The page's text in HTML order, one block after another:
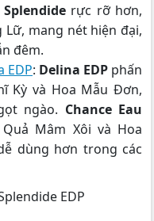
rực rỡ hơn,
Lữ, mang nét hiện đại,
đêm.
EDP: Delina EDP phấn
Kỳ và Hoa Mẫu Đơn,
ngào. Chance Eau
Mâm Xôi và Hoa
dùng hơn trong các